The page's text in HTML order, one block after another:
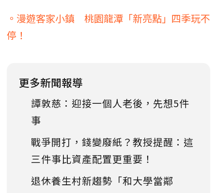
。漫遊客家小鎮 桃園龍潭「新亮點」四季玩不
停！
更多新聞報導
譚敦慈：迎接一個人老後，先想5件
事
戰爭開打，錢變廢紙？教授提醒：這
三件事比資產配置更重要！
退休養生村新趨勢「和大學當鄰